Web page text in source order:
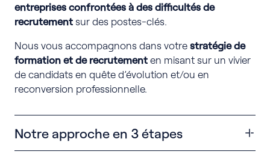
entreprises confrontées à des difficultés de
recrutement sur des postes-clés.
Nous vous accompagnons dans votre stratégie de
formation et de recrutement en misant sur un vivier
de candidats en quête d’évolution et/ou en
reconversion professionnelle.
Notre approche en 3 étapes